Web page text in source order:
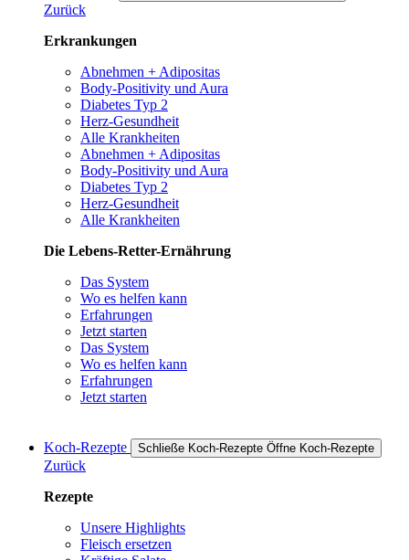
Zurück
Erkrankungen
Abnehmen + Adipositas
Body-Positivity und Aura
Diabetes Typ 2
Herz-Gesundheit
Alle Krankheiten
Abnehmen + Adipositas
Body-Positivity und Aura
Diabetes Typ 2
Herz-Gesundheit
Alle Krankheiten
Die Lebens-Retter-Ernährung
Das System
Wo es helfen kann
Erfahrungen
Jetzt starten
Das System
Wo es helfen kann
Erfahrungen
Jetzt starten
Koch-Rezepte Schließe Koch-Rezepte Öffne Koch-Rezepte
Zurück
Rezepte
Unsere Highlights
Fleisch ersetzen